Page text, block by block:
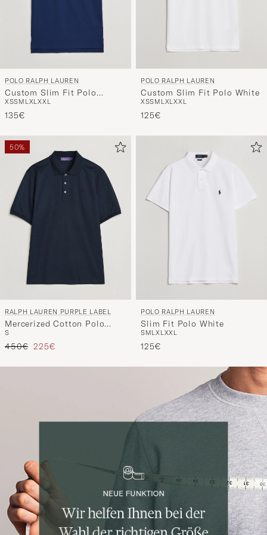
POLO RALPH LAUREN
Custom Slim Fit Polo
Newport Navy
XSSM LXLXXL
135€
POLO RALPH LAUREN
Custom Slim Fit Polo White
XSSM LXLXXL
125€
50%
RALPH LAUREN PURPLE LABEL
Mercerized Cotton Polo
Chairman Navy
S
Regulärer Preis
450€ Reduzierter Preis
225€
POLO RALPH LAUREN
Slim Fit Polo White
SMLXLXXL
125€